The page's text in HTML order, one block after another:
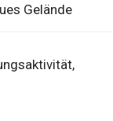
Gelände